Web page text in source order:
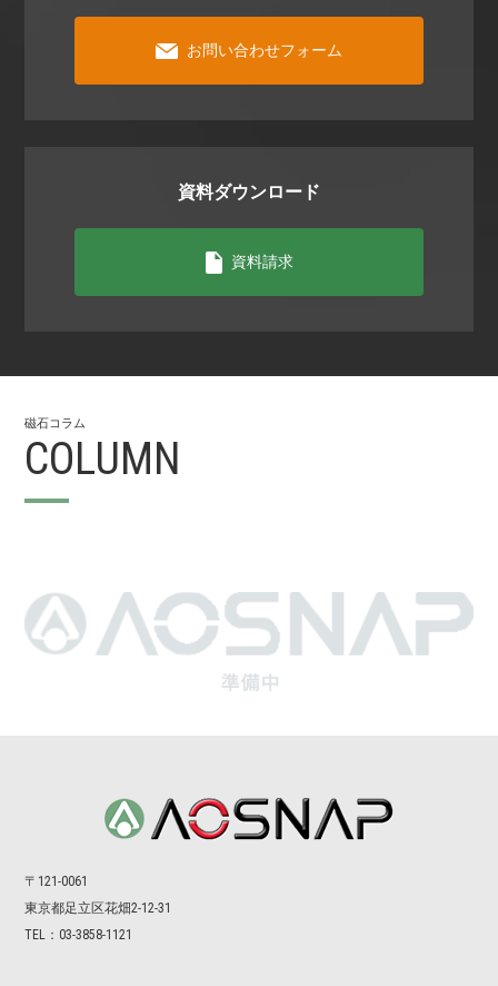
お問い合わせフォーム
資料ダウンロード
資料請求
磁⽯コラム
COLUMN
〒121-0061
東京都⾜⽴区花畑2-12-31
TEL：03-3858-1121